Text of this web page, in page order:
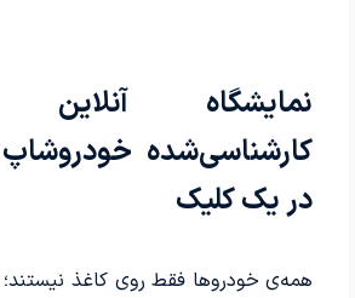
نمایشگاه آنلاین
کارشناسی‌شده
در یک کلیک
همه‌ی خودروها فقط روی کاغذ نیستند؛